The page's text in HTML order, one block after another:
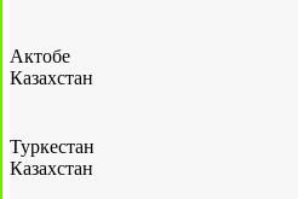
Актобе
Казахстан
Туркестан
Казахстан